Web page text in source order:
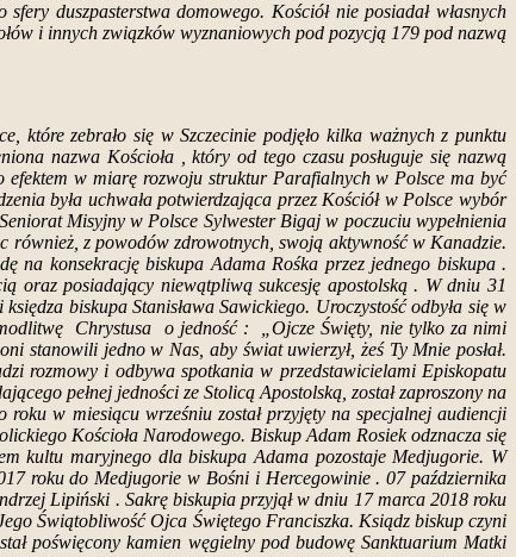
duszpasterstwa domowego. Kościół nie posiadał własnych
i innych związków wyznaniowych pod pozycją 179 pod nazwą
zebrało się w Szczecinie podjęło kilka ważnych z punktu
nazwa Kościoła , który od tego czasu posługuje się nazwą
w miarę rozwoju struktur Parafialnych w Polsce ma być
była uchwała potwierdzająca przez Kościół w Polsce wybór
Misyjny w Polsce Sylwester Bigaj w poczuciu wypełnienia
również, z powodów zdrowotnych, swoją aktywność w Kanadzie.
na konsekrację biskupa Adama Rośka przez jednego biskupa .
oraz posiadający niewątpliwą sukcesję apostolską . W dniu 31
biskupa Stanisława Sawickiego. Uroczystość odbyła się w
Chrystusa o jedność : „Ojcze Święty, nie tylko za nimi
stanowili jedno w Nas, aby świat uwierzył, żeś Ty Mnie posłał.
rozmowy i odbywa spotkania w przedstawicielami Episkopatu
pełnej jedności ze Stolicą Apostolską, został zaproszony na
w miesiącu wrześniu został przyjęty na specjalnej audiencji
Kościoła Narodowego. Biskup Adam Rosiek odznacza się
kultu maryjnego dla biskupa Adama pozostaje Medjugorie. W
roku do Medjugorie w Bośni i Hercegowinie . 07 października
Lipiński . Sakrę biskupia przyjął w dniu 17 marca 2018 roku
Świątobliwość Ojca Świętego Franciszka. Ksiądz biskup czyni
poświęcony kamien węgielny pod budowę Sanktuarium Matki